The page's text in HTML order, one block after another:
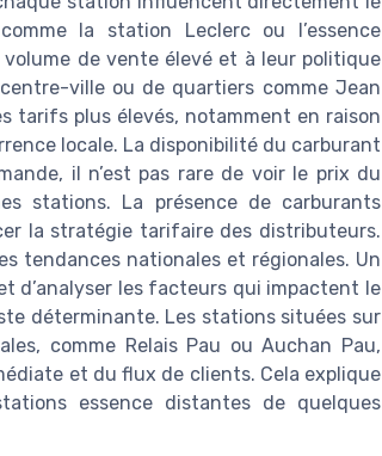
la station Leclerc ou l’essence
de vente élevé et à leur politique
ville ou de quartiers comme Jean
tarifs plus élevés, notamment en raison
locale. La disponibilité du carburant
il n’est pas rare de voir le prix du
stations. La présence de carburants
la stratégie tarifaire des distributeurs.
tendances nationales et régionales. Un
d’analyser les facteurs qui impactent le
déterminante. Les stations situées sur
comme Relais Pau ou Auchan Pau,
et du flux de clients. Cela explique
essence distantes de quelques